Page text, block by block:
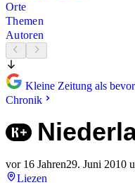
Orte
Themen
Autoren
Kleine Zeitung als
Chronik
vor 16 Jahren29. Juni 2010
Liezen